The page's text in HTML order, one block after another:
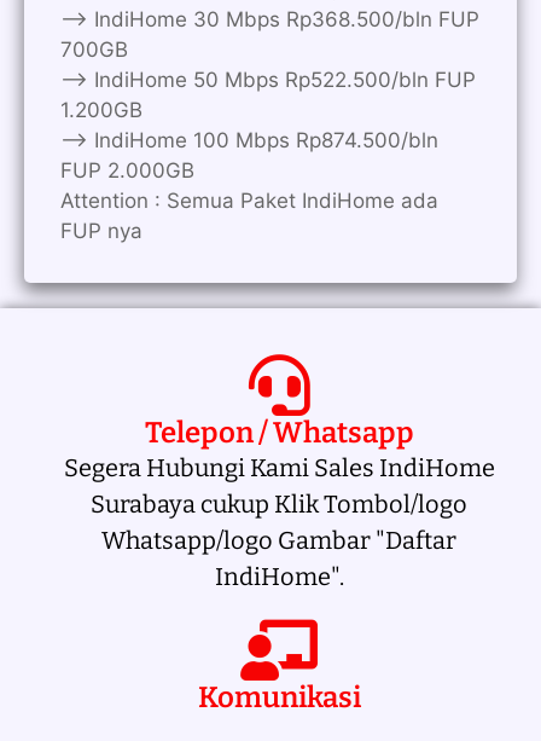
——> IndiHome 30 Mbps Rp368.500/bln FUP
700GB
——> IndiHome 50 Mbps Rp522.500/bln FUP
1.200GB
——> IndiHome 100 Mbps Rp874.500/bln
FUP 2.000GB
Attention : Semua Paket IndiHome ada
FUP nya
Telepon / Whatsapp
Segera Hubungi Kami Sales IndiHome
Surabaya cukup Klik Tombol/logo
Whatsapp/logo Gambar "Daftar
IndiHome".
Komunikasi